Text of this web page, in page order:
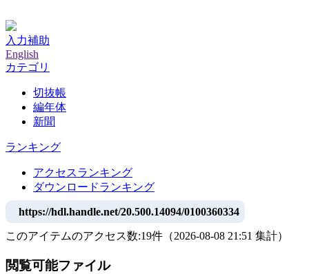
入力補助
English
カテゴリ
切抜帳
編年体
新聞
ランキング
アクセスランキング
ダウンロードランキング
https://hdl.handle.net/20.500.14094/0100360334
このアイテムのアクセス数:19件 （2026-08-08 21:51 集計）
閲覧可能ファイル